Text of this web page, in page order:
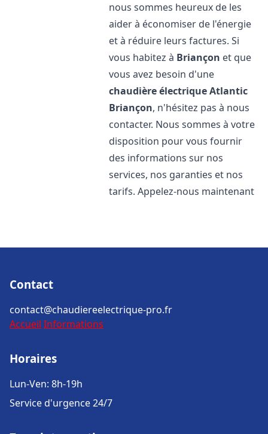
nous sommes heureux de les
aider à économiser de l'énergie
et à réduire leurs factures. Si
vous habitez à Briançon et que
vous avez besoin d'une
chaudière électrique Atlantic
Briançon, n'hésitez pas à nous
contacter. Nous sommes à votre
disposition pour vous fournir
des informations sur nos
services, nos garanties et nos
tarifs. Appelez-nous maintenant
Contact
contact@chaudiereelectrique-pro.fr
Accueil Informations
Horaires
Lun-Ven: 8h-19h
Service d'urgence 24/7